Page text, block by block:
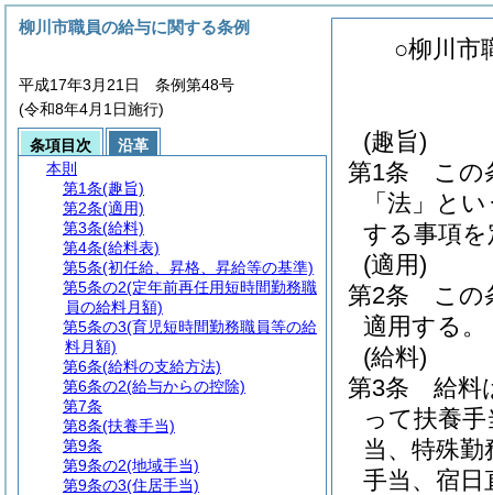
○柳川市
(趣旨)
第1条
この
「法」と
する事項
(適用)
第2条
この
適用する。
(給料)
第3条
給料
って扶養
当、特殊
手当、宿日
柳川市職員の給与に関する条例
平成17年3月21日 条例第48号
(令和8年4月1日施行)
条項目次
沿革
本則
第1条(趣旨)
第2条(適用)
第3条(給料)
第4条(給料表)
第5条(初任給、昇格、昇給等の基準)
第5条の2(定年前再任用短時間勤務職
員の給料月額)
第5条の3(育児短時間勤務職員等の給
料月額)
第6条(給料の支給方法)
第6条の2(給与からの控除)
第7条
第8条(扶養手当)
第9条
第9条の2(地域手当)
第9条の3(住居手当)